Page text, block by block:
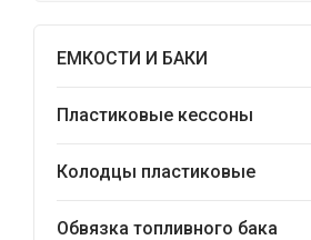
ЕМКОСТИ И БАКИ
Пластиковые кессоны
Колодцы пластиковые
Обвязка топливного бака